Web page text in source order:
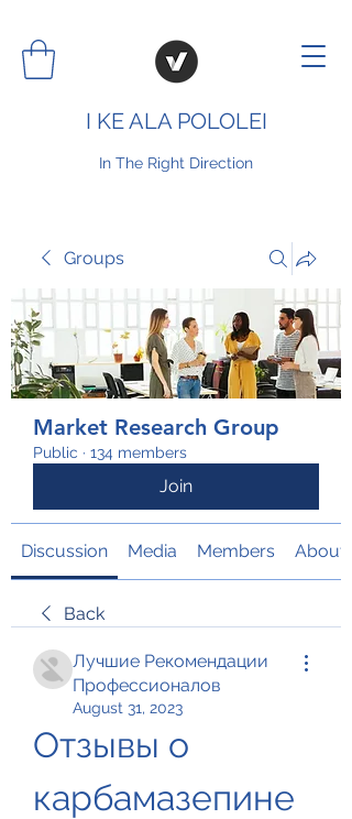
I KE ALA POLOLEI
In The Right Direction
Groups
Market Research Group
Public · 134 members
Join
Discussion Media Members About
Back
Лучшие Рекомендации
Профессионалов
August 31, 2023
Отзывы о
карбамазепине